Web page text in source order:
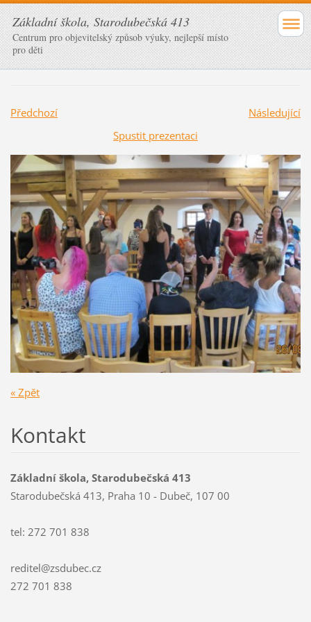
Základní škola, Starodubečská 413
Centrum pro objevitelský způsob výuky, nejlepší místo
pro děti
Předchozí
Následující
Spustit prezentaci
« Zpět
Kontakt
Základní škola, Starodubečská 413
Starodubečská 413, Praha 10 - Dubeč, 107 00
tel: 272 701 838
reditel@zsdubec.cz
272 701 838